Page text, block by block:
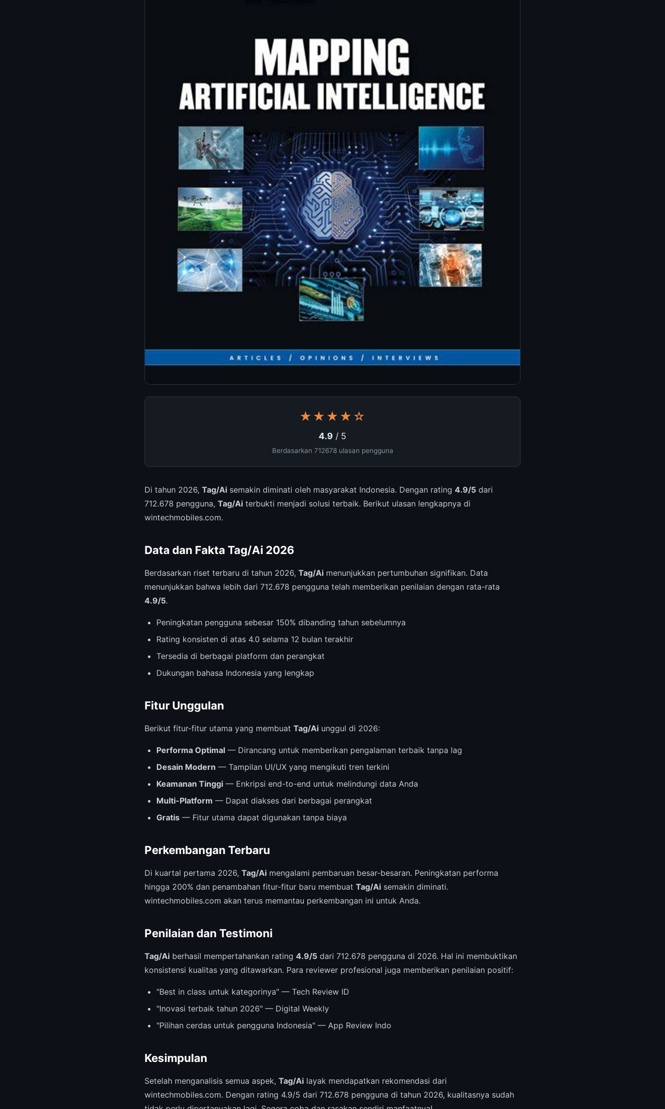
★★★★☆
4.9 / 5
Berdasarkan 712678 ulasan pengguna
Di tahun 2026, Tag/Ai semakin diminati oleh masyarakat Indonesia. Dengan rating 4.9/5 dari
712.678 pengguna, Tag/Ai terbukti menjadi solusi terbaik. Berikut ulasan lengkapnya di
wintechmobiles.com.
Data dan Fakta Tag/Ai 2026
Berdasarkan riset terbaru di tahun 2026, Tag/Ai menunjukkan pertumbuhan signifikan. Data
menunjukkan bahwa lebih dari 712.678 pengguna telah memberikan penilaian dengan rata-rata
4.9/5.
Peningkatan pengguna sebesar 150% dibanding tahun sebelumnya
Rating konsisten di atas 4.0 selama 12 bulan terakhir
Tersedia di berbagai platform dan perangkat
Dukungan bahasa Indonesia yang lengkap
Fitur Unggulan
Berikut fitur-fitur utama yang membuat Tag/Ai unggul di 2026:
Performa Optimal — Dirancang untuk memberikan pengalaman terbaik tanpa lag
Desain Modern — Tampilan UI/UX yang mengikuti tren terkini
Keamanan Tinggi — Enkripsi end-to-end untuk melindungi data Anda
Multi-Platform — Dapat diakses dari berbagai perangkat
Gratis — Fitur utama dapat digunakan tanpa biaya
Perkembangan Terbaru
Di kuartal pertama 2026, Tag/Ai mengalami pembaruan besar-besaran. Peningkatan performa
hingga 200% dan penambahan fitur-fitur baru membuat Tag/Ai semakin diminati.
wintechmobiles.com akan terus memantau perkembangan ini untuk Anda.
Penilaian dan Testimoni
Tag/Ai berhasil mempertahankan rating 4.9/5 dari 712.678 pengguna di 2026. Hal ini membuktikan
konsistensi kualitas yang ditawarkan. Para reviewer profesional juga memberikan penilaian positif:
"Best in class untuk kategorinya" — Tech Review ID
"Inovasi terbaik tahun 2026" — Digital Weekly
"Pilihan cerdas untuk pengguna Indonesia" — App Review Indo
Kesimpulan
Setelah menganalisis semua aspek, Tag/Ai layak mendapatkan rekomendasi dari
wintechmobiles.com. Dengan rating 4.9/5 dari 712.678 pengguna di tahun 2026, kualitasnya sudah